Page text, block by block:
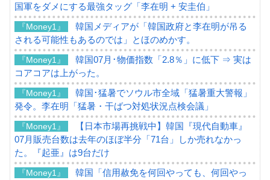
国軍をダメにする最強タッグ「李在明 + 安圭伯」
『Money1』
韓国メディアが「韓国政府と李在明が吊る
される可能性もあるのでは」とほのめかす。
『Money1』
韓国07月･物価指数「2.8％」に低下 ⇒ 実は
コアコアは上がった。
『Money1』
韓国･猛暑でソウル市全域「猛暑重大警報」
発令。李在明「猛暑・干ばつ対処状況点検会議」
『Money1』
【日本市場再挑戦中】韓国『現代自動車』
07月販売台数は去年のほぼ半分「71台」しか売れなかっ
た。『起亜』は9台だけ
『Money1』
韓国「信用赦免を何回やっても、何回やっ